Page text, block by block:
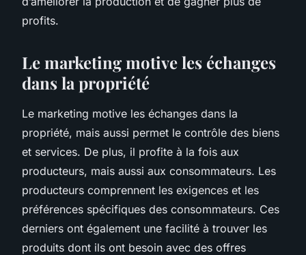
profits.
Le marketing motive les échanges
dans la propriété
Le marketing motive les échanges dans la
propriété, mais aussi permet le contrôle des biens
et services. De plus, il profite à la fois aux
producteurs, mais aussi aux consommateurs. Les
producteurs comprennent les exigences et les
préférences spécifiques des consommateurs. Ces
derniers ont également une facilité à trouver les
produits dont ils ont besoin avec des offres